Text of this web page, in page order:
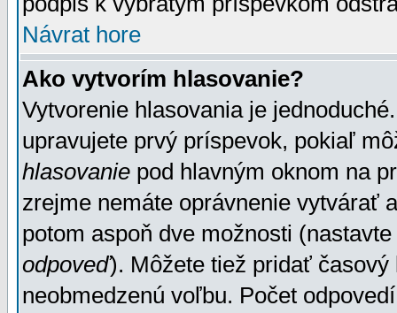
Návrat hore
Ako vytvorím hlasovanie?
Vytvorenie hlasovania je
upravujete prvý príspevok, pokiaľ
hlasovanie pod hlavným oknom na
zrejme nemáte oprávnenie vytvárať
potom aspoň dve možnosti
odpoveď). Môžete tiež pridať
neobmedzenú voľbu. Počet